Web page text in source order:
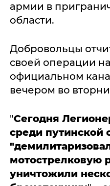
армии в
области.
Добровольцы
своей операции
официальном
вечером во
"Сегодня
среди
мотострелковую
уничтожили